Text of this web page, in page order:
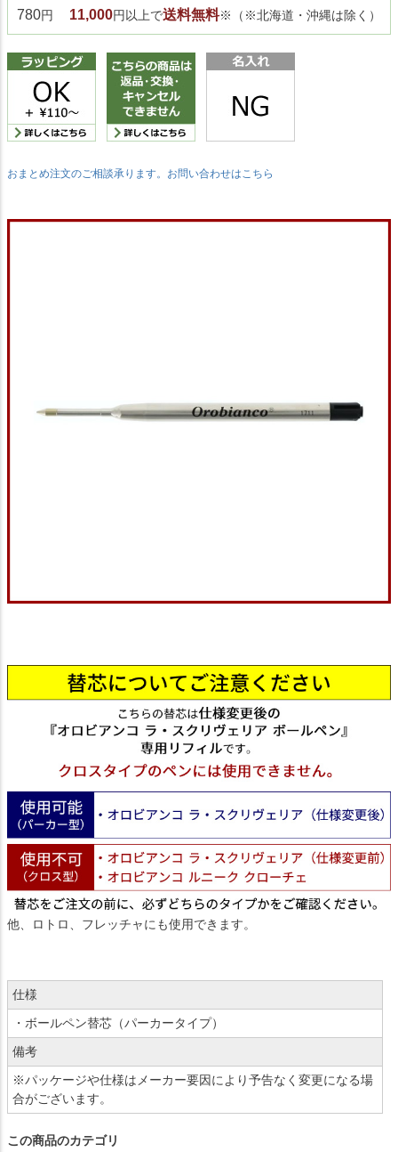
780円 11,000円以上で送料無料※（※北海道・沖縄は除く）
おまとめ注文のご相談承ります。お問い合わせはこちら
他、ロトロ、フレッチャにも使用できます。
仕様
・ボールペン替芯（パーカータイプ）
備考
※パッケージや仕様はメーカー要因により予告なく変更になる場
合がございます。
この商品のカテゴリ